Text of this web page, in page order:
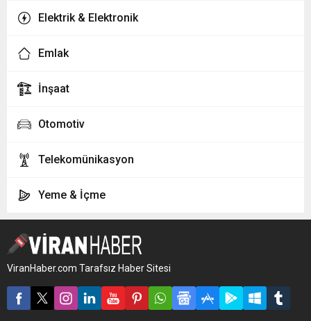
Elektrik & Elektronik
Emlak
İnşaat
Otomotiv
Telekomünikasyon
Yeme & İçme
ViranHaber.com Tarafsız Haber Sitesi